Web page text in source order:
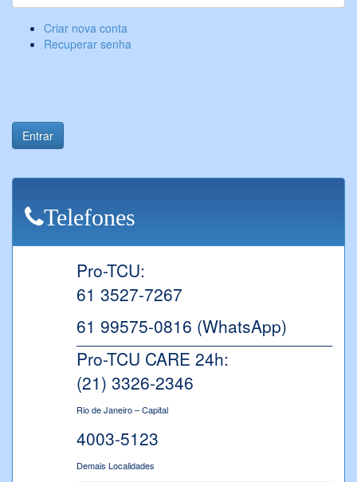
Criar nova conta
Recuperar senha
Entrar
Telefones
Pro-TCU:
61 3527-7267
61 99575-0816 (WhatsApp)
Pro-TCU CARE 24h:
(21) 3326-2346
Rio de Janeiro – Capital
4003-5123
Demais Localidades